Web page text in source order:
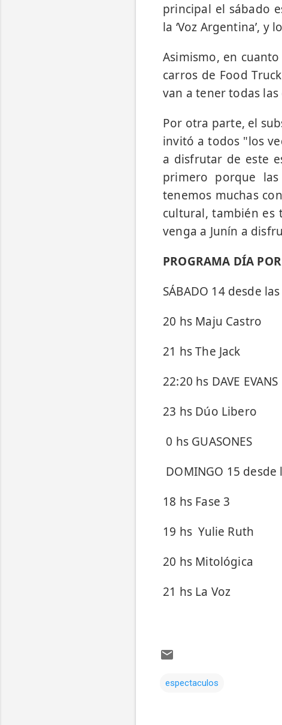
principal el sábado
la ‘Voz Argentina’,
Asimismo, en
carros de Food
van a tener todas
Por otra parte, el
invitó a todos "los
a disfrutar de este
primero porque
tenemos muchas
cultural, también es
venga a Junín a
PROGRAMA DÍA
SÁBADO 14 desde
20 hs Maju Castro
21 hs The Jack
22:20 hs DAVE EVANS
23 hs Dúo Libero
0 hs GUASONES
DOMINGO 15 desde
18 hs Fase 3
19 hs Yulie Ruth
20 hs Mitológica
21 hs La Voz
espectaculos